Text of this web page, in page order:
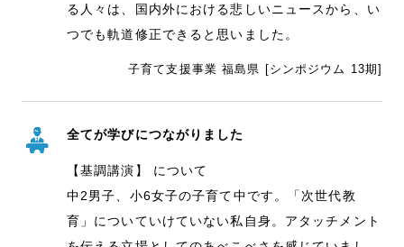
る人々は、国内外における悲しいニュースから、い
つでも軌道修正できると思いました。
子育て支援事業 福島県 [シンポジウム 13期]
全てが学びにつながりました
【基調講演】 について
中2男子、小6女子の子育て中です。「次世代教
育」についていけていない私自身。アタッチメント